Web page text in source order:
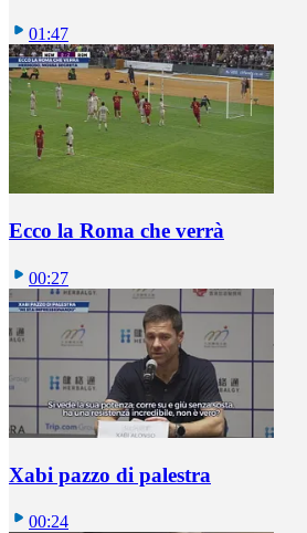
01:47
Ecco la Roma che verrà
00:27
Xabi pazzo di palestra
00:24